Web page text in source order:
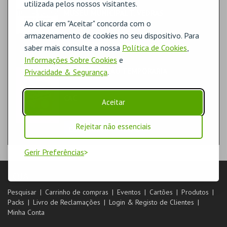
utilizada pelos nossos visitantes.
Ao clicar em "Aceitar" concorda com o
armazenamento de cookies no seu dispositivo. Para
saber mais consulte a nossa Política de Cookies
Informações Sobre Cookies e
Privacidade & Segurança.
Aceitar
Rejeitar não essenciais
Gerir Preferências
MUSEU
COMPRAR + INFO
CAC_EXPOSIÇÃO TEMPORÁRIA
COMPRAR + INFO
LOJA
Pesquisar Carrinho de compras Eventos Cartões
Produtos
Packs
Livro de Reclamações
Login & Registo de Clientes
Minha Conta